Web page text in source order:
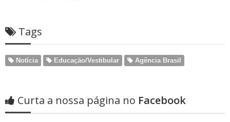
Tags
Notícia Educação/Vestibular Agência Brasil
Curta a nossa página no Facebook